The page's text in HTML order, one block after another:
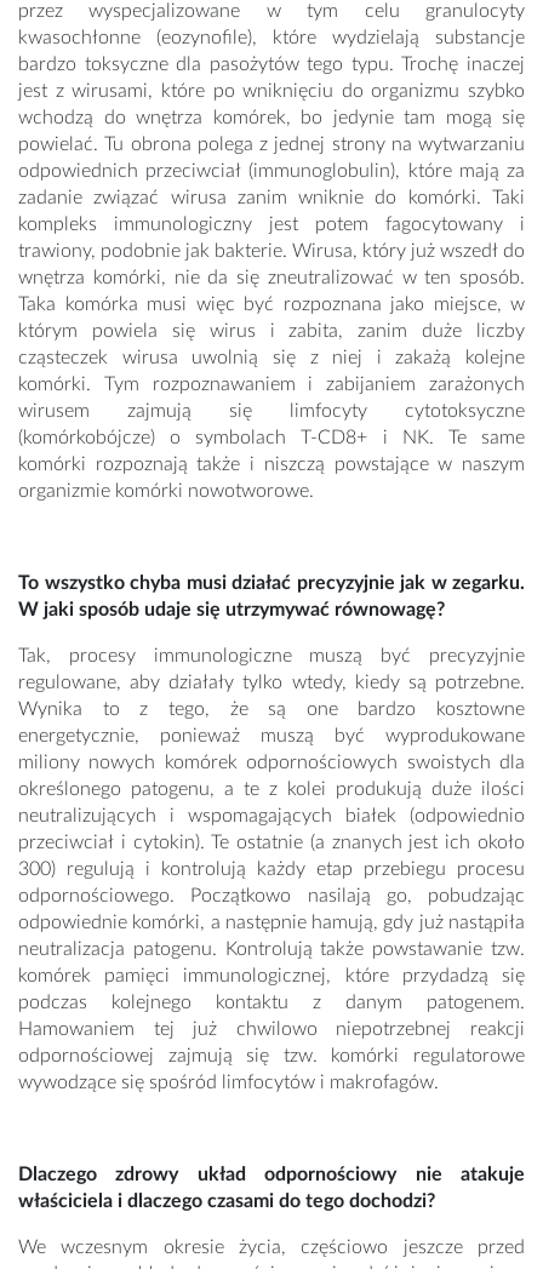
przez wyspecjalizowane w tym celu granulocyty
kwasochłonne (eozynofile), które wydzielają substancje
bardzo toksyczne dla pasożytów tego typu. Trochę inaczej
jest z wirusami, które po wniknięciu do organizmu szybko
wchodzą do wnętrza komórek, bo jedynie tam mogą się
powielać. Tu obrona polega z jednej strony na wytwarzaniu
odpowiednich przeciwciał (immunoglobulin), które mają za
zadanie związać wirusa zanim wniknie do komórki. Taki
kompleks immunologiczny jest potem fagocytowany i
trawiony, podobnie jak bakterie. Wirusa, który już wszedł do
wnętrza komórki, nie da się zneutralizować w ten sposób.
Taka komórka musi więc być rozpoznana jako miejsce, w
którym powiela się wirus i zabita, zanim duże liczby
cząsteczek wirusa uwolnią się z niej i zakażą kolejne
komórki. Tym rozpoznawaniem i zabijaniem zarażonych
wirusem zajmują się limfocyty cytotoksyczne
(komórkobójcze) o symbolach T-CD8+ i NK. Te same
komórki rozpoznają także i niszczą powstające w naszym
organizmie komórki nowotworowe.
To wszystko chyba musi działać precyzyjnie jak w zegarku.
W jaki sposób udaje się utrzymywać równowagę?
Tak, procesy immunologiczne muszą być precyzyjnie
regulowane, aby działały tylko wtedy, kiedy są potrzebne.
Wynika to z tego, że są one bardzo kosztowne
energetycznie, ponieważ muszą być wyprodukowane
miliony nowych komórek odpornościowych swoistych dla
określonego patogenu, a te z kolei produkują duże ilości
neutralizujących i wspomagających białek (odpowiednio
przeciwciał i cytokin). Te ostatnie (a znanych jest ich około
300) regulują i kontrolują każdy etap przebiegu procesu
odpornościowego. Początkowo nasilają go, pobudzając
odpowiednie komórki, a następnie hamują, gdy już nastąpiła
neutralizacja patogenu. Kontrolują także powstawanie tzw.
komórek pamięci immunologicznej, które przydadzą się
podczas kolejnego kontaktu z danym patogenem.
Hamowaniem tej już chwilowo niepotrzebnej reakcji
odpornościowej zajmują się tzw. komórki regulatorowe
wywodzące się spośród limfocytów i makrofagów.
Dlaczego zdrowy układ odpornościowy nie atakuje
właściciela i dlaczego czasami do tego dochodzi?
We wczesnym okresie życia, częściowo jeszcze przed